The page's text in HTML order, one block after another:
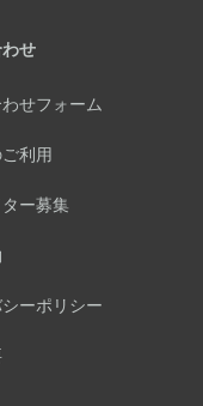
せ
せフォーム
利用
ー募集
ーポリシー